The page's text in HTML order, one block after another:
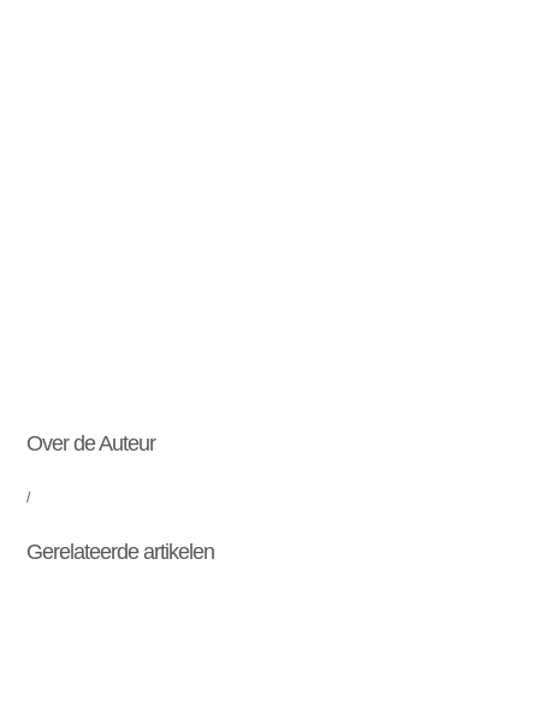
Over de Auteur
/
Gerelateerde artikelen